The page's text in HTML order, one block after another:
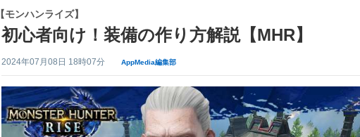
【モンハンライズ】
初心者向け！装備の作り方解説【MHR】
2024年07月08日 18時07分 AppMedia編集部